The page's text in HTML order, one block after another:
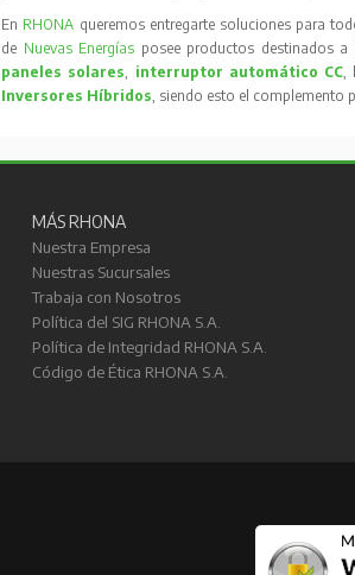
En RHONA queremos entregarte soluciones para
de Nuevas Energías posee productos destinados a
paneles solares, interruptor automático CC,
Inversores Híbridos, siendo esto el complemento
MÁS RHONA
Nuestra Empresa
Nuestras Sucursales
Trabaja con Nosotros
Política del SIG RHONA S.A.
Política de Integridad RHONA S.A.
Código de Ética RHONA S.A.